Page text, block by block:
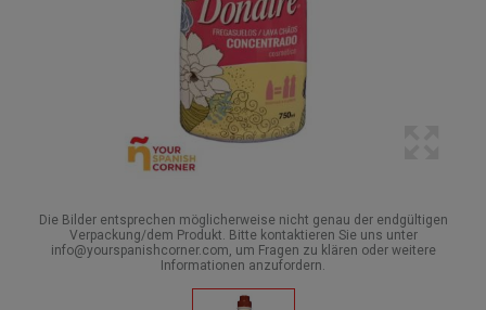
Die Bilder entsprechen möglicherweise nicht genau der endgültigen
Verpackung/dem Produkt. Bitte kontaktieren Sie uns unter
info@yourspanishcorner.com, um Fragen zu klären oder weitere
Informationen anzufordern.